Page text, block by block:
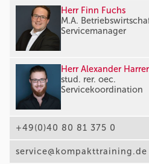
Herr Finn Fuchs
M.A.
Servicemanager
Herr Alexander Harrer
stud. rer. oec.
Servicekoordination
+49(0)40 80 81 375 0
service@kompakttraining.de